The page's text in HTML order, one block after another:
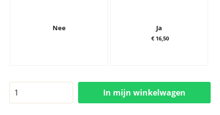
Nee Ja
€ 16,50
In mijn winkelwagen